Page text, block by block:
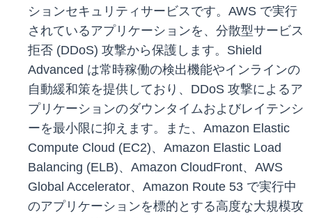
ションセキュリティサービスです。AWS で実行
されているアプリケーションを、分散型サービス
拒否 (DDoS) 攻撃から保護します。Shield
Advanced は常時稼働の検出機能やインラインの
自動緩和策を提供しており、DDoS 攻撃によるア
プリケーションのダウンタイムおよびレイテンシ
ーを最小限に抑えます。また、Amazon Elastic
Compute Cloud (EC2)、Amazon Elastic Load
Balancing (ELB)、Amazon CloudFront、AWS
Global Accelerator、Amazon Route 53 で実行中
のアプリケーションを標的とする高度な大規模攻